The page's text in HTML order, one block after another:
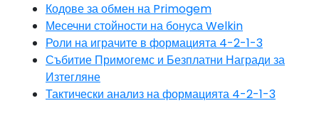
Кодове за обмен на Primogem
Месечни стойности на бонуса Welkin
Роли на играчите в формацията 4-2-1-3
Събитие Примогемс и Безплатни Награди за
Изтегляне
Тактически анализ на формацията 4-2-1-3